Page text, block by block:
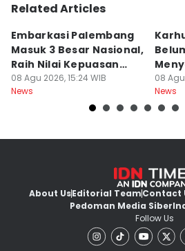
Related Articles
Embarkasi Palembang
Masuk 3 Besar Nasional,
Raih Nilai Kepuasan
86,65
08 Agu 2026, 15:24 WIB
News
08 Agu
News
About UsEditorial TeamContact
Pedoman Media Siber
Follow Us